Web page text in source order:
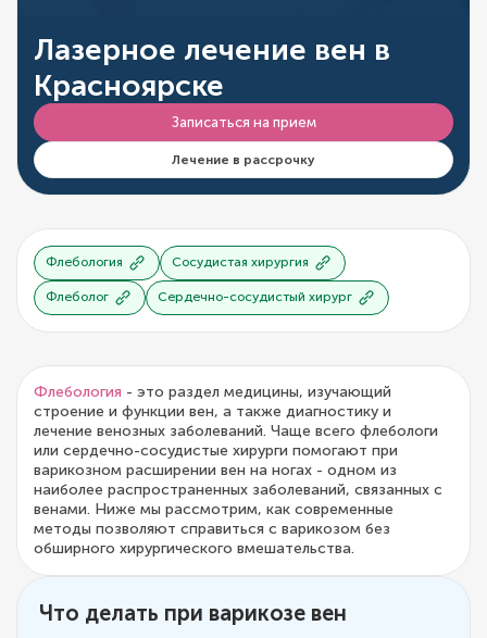
Лазерное лечение вен в
Красноярске
Записаться на прием
Лечение в рассрочку
Флебология Сосудистая хирургия
Флеболог Сердечно-сосудистый хирург
Флебология - это раздел медицины, изучающий
строение и функции вен, а также диагностику и
лечение венозных заболеваний. Чаще всего флебологи
или сердечно-сосудистые хирурги помогают при
варикозном расширении вен на ногах - одном из
наиболее распространенных заболеваний, связанных с
венами. Ниже мы рассмотрим, как современные
методы позволяют справиться с варикозом без
обширного хирургического вмешательства.
Что делать при варикозе вен